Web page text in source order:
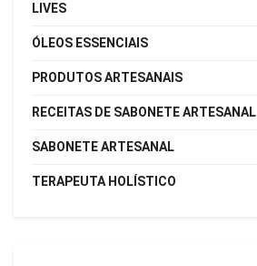
LIVES
ÓLEOS ESSENCIAIS
PRODUTOS ARTESANAIS
RECEITAS DE SABONETE ARTESANAL
SABONETE ARTESANAL
TERAPEUTA HOLÍSTICO